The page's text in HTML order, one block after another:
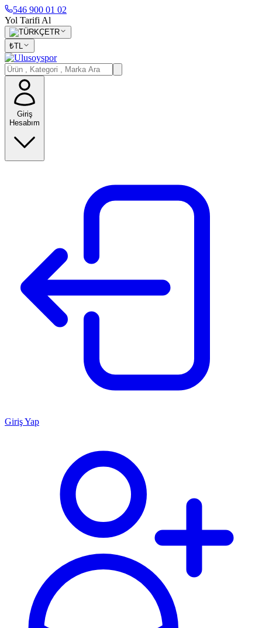
546 900 01 02
Yol Tarifi Al
TR
₺TL
Giriş
Hesabım
Giriş Yap